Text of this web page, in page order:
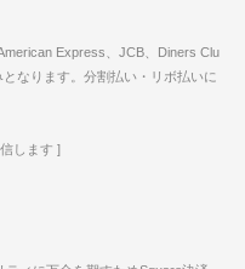
Express、JCB、Diners Clu
なります。分割払い・リボ払いに
します ]